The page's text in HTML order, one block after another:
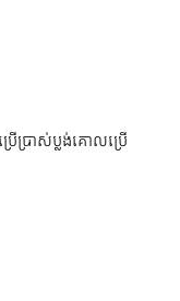
ើប្រាស់ប្លង់គោលប្រើ